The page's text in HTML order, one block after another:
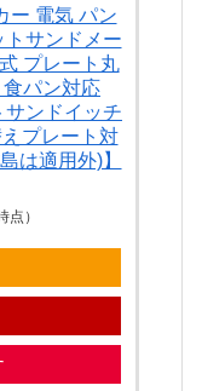
ー 電気 パン
サンドメー
プレート丸
パン対応
サンドイッチ
プレート対
は適用外)】
点）